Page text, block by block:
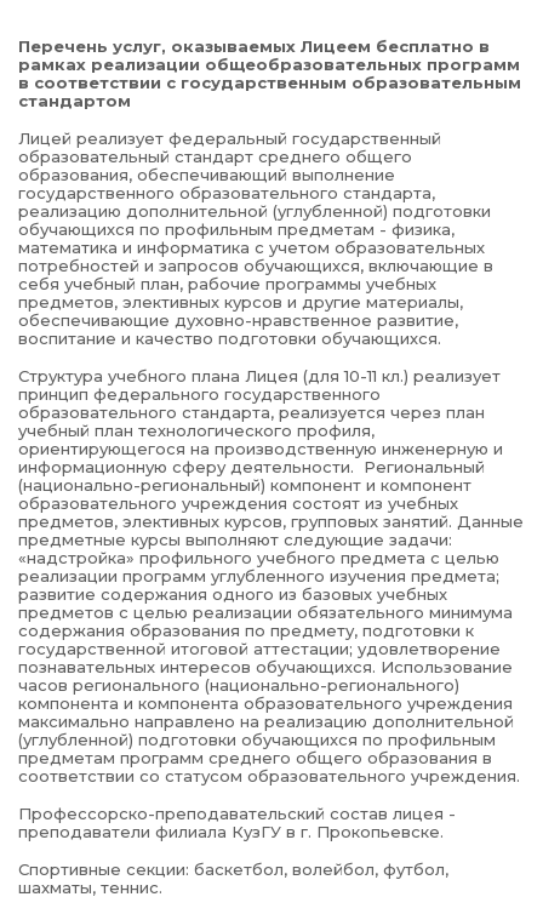
Перечень услуг, оказываемых Лицеем бесплатно в
рамках реализации общеобразовательных программ
в соответствии с государственным образовательным
стандартом
Лицей реализует федеральный государственный
образовательный стандарт среднего общего
образования, обеспечивающий выполнение
государственного образовательного стандарта,
реализацию дополнительной (углубленной) подготовки
обучающихся по профильным предметам - физика,
математика и информатика с учетом образовательных
потребностей и запросов обучающихся, включающие в
себя учебный план, рабочие программы учебных
предметов, элективных курсов и другие материалы,
обеспечивающие духовно-нравственное развитие,
воспитание и качество подготовки обучающихся.
Структура учебного плана Лицея (для 10-11 кл.) реализует
принцип федерального государственного
образовательного стандарта, реализуется через план
учебный план технологического профиля,
ориентирующегося на производственную инженерную и
информационную сферу деятельности. Региональный
(национально-региональный) компонент и компонент
образовательного учреждения состоят из учебных
предметов, элективных курсов, групповых занятий. Данные
предметные курсы выполняют следующие задачи:
«надстройка» профильного учебного предмета с целью
реализации программ углубленного изучения предмета;
развитие содержания одного из базовых учебных
предметов с целью реализации обязательного минимума
содержания образования по предмету, подготовки к
государственной итоговой аттестации; удовлетворение
познавательных интересов обучающихся. Использование
часов регионального (национально-регионального)
компонента и компонента образовательного учреждения
максимально направлено на реализацию дополнительной
(углубленной) подготовки обучающихся по профильным
предметам программ среднего общего образования в
соответствии со статусом образовательного учреждения.
Профессорско-преподавательский состав лицея -
преподаватели филиала КузГУ в г. Прокопьевске.
Спортивные секции: баскетбол, волейбол, футбол,
шахматы, теннис.